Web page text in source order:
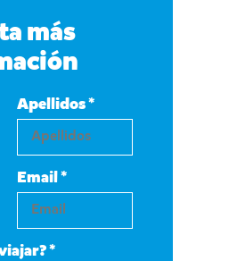
más
Apellidos *
Email *
*